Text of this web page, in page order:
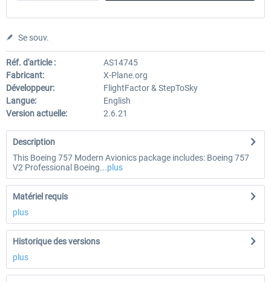
Se souv.
Réf. d'article :
AS14745
Fabricant:
X-Plane.org
Développeur:
FlightFactor & StepToSky
Langue:
English
Version actuelle:
2.6.21
Description
This Boeing 757 Modern Avionics package includes: Boeing 757
V2 Professional Boeing...plus
Matériel requis
plus
Historique des versions
plus